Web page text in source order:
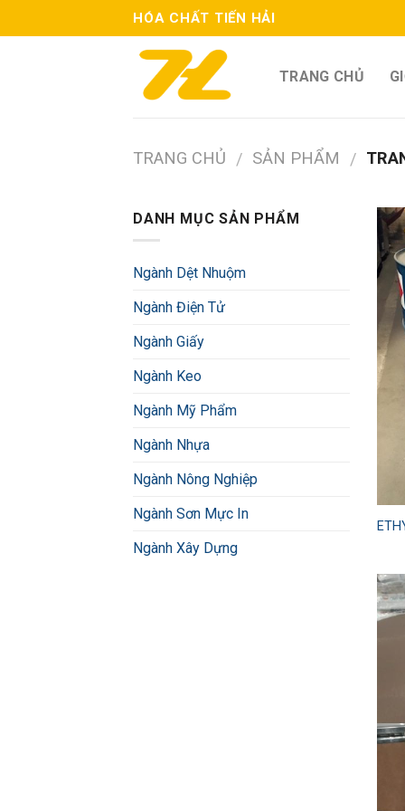
to
HÓA CHẤT TIẾN HẢI
TRANG CHỦ
TRANG CHỦ / SẢN PHẨM /
DANH MỤC SẢN PHẨM
Ngành Dệt Nhuộm
Ngành Điện Tử
Ngành Giấy
Ngành Keo
Ngành Mỹ Phẩm
Ngành Nhựa
Ngành Nông Nghiệp
Ngành Sơn Mực In
Ngành Xây Dựng